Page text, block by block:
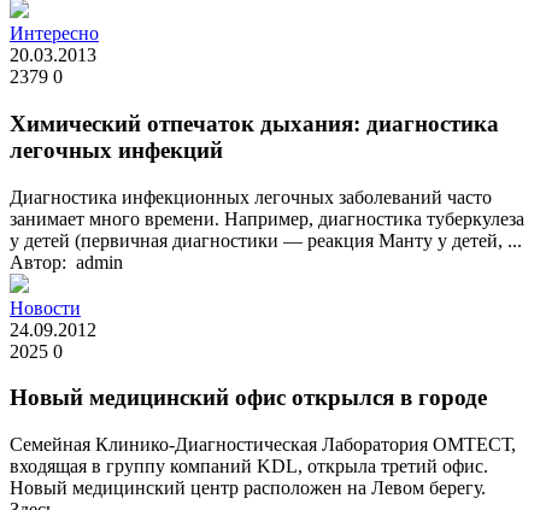
Интересно
20.03.2013
2379 0
Химический отпечаток дыхания: диагностика
легочных инфекций
Диагностика инфекционных легочных заболеваний часто
занимает много времени. Например, диагностика туберкулеза
у детей (первичная диагностики — реакция Манту у детей, ...
Автор: admin
Новости
24.09.2012
2025 0
Новый медицинский офис открылся в городе
Семейная Клинико-Диагностическая Лаборатория ОМТЕСТ,
входящая в группу компаний KDL, открыла третий офис.
Новый медицинский центр расположен на Левом берегу.